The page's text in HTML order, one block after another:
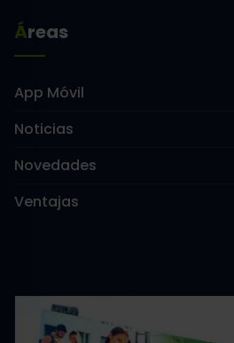
Áreas
App Móvil
Noticias
Novedades
Ventajas